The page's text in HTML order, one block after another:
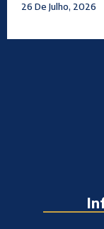
26 De Julho, 2026